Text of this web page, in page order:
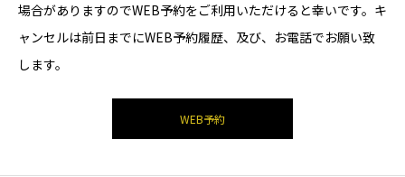
場合がありますのでWEB予約をご利用いただけると幸いです。キ
ャンセルは前日までにWEB予約履歴、及び、お電話でお願い致
します。
WEB予約